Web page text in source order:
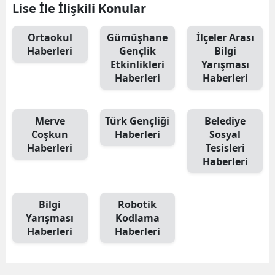
İstanbul
İzmir
Kars
Kastamonu
Kayseri
Kırşehir
Kocaeli
Konya
Lise İle İlişkili Konular
Ortaokul
Haberleri
Gümüşhane
Gençlik
Etkinlikleri
Haberleri
İlçeler Arası
Bilgi
Yarışması
Haberleri
Merve
Coşkun
Haberleri
Türk Gençliği
Haberleri
Belediye
Sosyal
Tesisleri
Haberleri
Bilgi
Yarışması
Haberleri
Robotik
Kodlama
Haberleri